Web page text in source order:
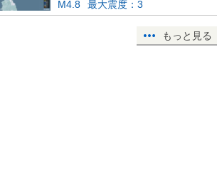
M4.8
最大震度：3
もっと見る